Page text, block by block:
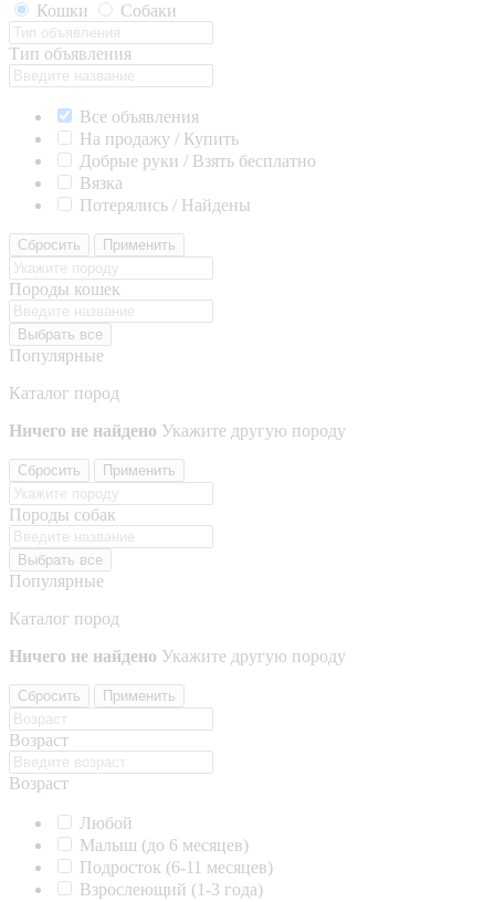
Кошки
Собаки
Тип объявления
Все объявления
На продажу / Купить
Добрые руки / Взять бесплатно
Вязка
Потерялись / Найдены
Сбросить Применить
Породы кошек
Выбрать все
Популярные
Каталог пород
Ничего не найдено Укажите другую породу
Сбросить Применить
Породы собак
Выбрать все
Популярные
Каталог пород
Ничего не найдено Укажите другую породу
Сбросить Применить
Возраст
Возраст
Любой
Малыш (до 6 месяцев)
Подросток (6-11 месяцев)
Взрослеющий (1-3 года)